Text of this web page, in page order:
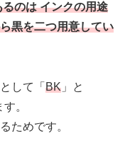
のは インクの用途
黒を二つ用意してい
して「 BK 」と
。
ためです。​